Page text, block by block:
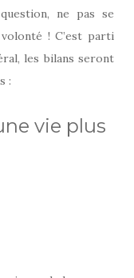
ne pas se
! C’est parti
les bilans seront
:
vie plus